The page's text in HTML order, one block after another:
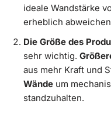
ideale Wandstärke
erheblich
Die Größe des
sehr wichtig.
aus mehr Kraft und
Wände um
standzuhalten.